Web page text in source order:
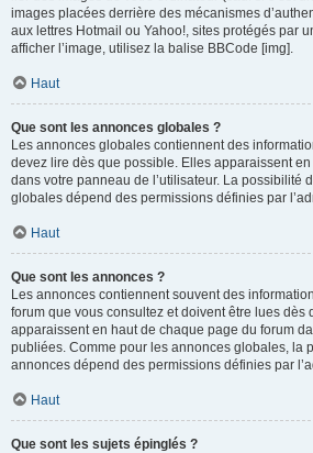
images placées derrière des mécanismes
aux lettres Hotmail ou Yahoo!, sites protégés par
afficher l’image, utilisez la balise BBCode [img].
Haut
Que sont les annonces globales ?
Les annonces globales contiennent des
devez lire dès que possible. Elles apparaissent
dans votre panneau de l’utilisateur. La possibilité
globales dépend des permissions définies par
Haut
Que sont les annonces ?
Les annonces contiennent souvent des
forum que vous consultez et doivent être lues dès
apparaissent en haut de chaque page du forum
publiées. Comme pour les annonces globales, la
annonces dépend des permissions définies par
Haut
Que sont les sujets épinglés ?